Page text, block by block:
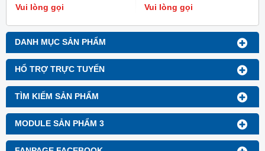
DANH MỤC SẢN PHẨM
HỔ TRỢ TRỰC TUYẾN
TÌM KIẾM SẢN PHẨM
MODULE SẢN PHẨM 3
Vui lòng gọi Vui lòng gọi